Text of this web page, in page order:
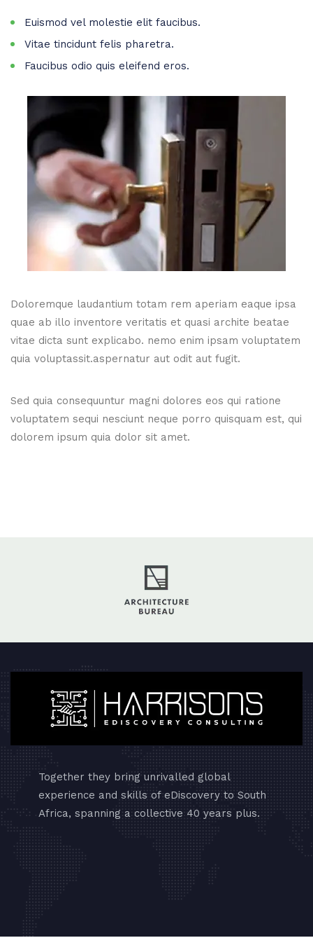
Euismod vel molestie elit faucibus.
Vitae tincidunt felis pharetra.
Faucibus odio quis eleifend eros.
Doloremque laudantium totam rem aperiam eaque ipsa
quae ab illo inventore veritatis et quasi archite beatae
vitae dicta sunt explicabo. nemo enim ipsam voluptatem
quia voluptassit.aspernatur aut odit aut fugit.
Sed quia consequuntur magni dolores eos qui ratione
voluptatem sequi nesciunt neque porro quisquam est, qui
dolorem ipsum quia dolor sit amet.
Together they bring unrivalled global
experience and skills of eDiscovery to South
Africa, spanning a collective 40 years plus.